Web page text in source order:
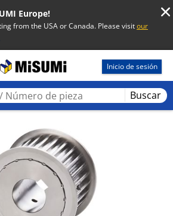
Europe!
from the USA or Canada. Please visitour
Inicio de sesión
Buscar